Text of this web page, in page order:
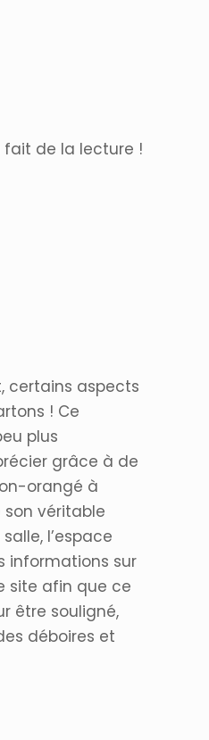
fait de la lecture !
certains aspects
! Ce
plus
grâce à de
orangé à
véritable
l’espace
informations sur
site afin que ce
être souligné,
déboires et